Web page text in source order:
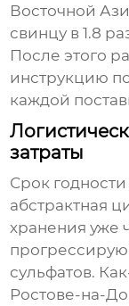
Восточной
свинцу в 1.8
После этого
инструкцию
каждой
затраты
Срок
абстрактная
хранения уже
сульфатов.
Ростове-на-